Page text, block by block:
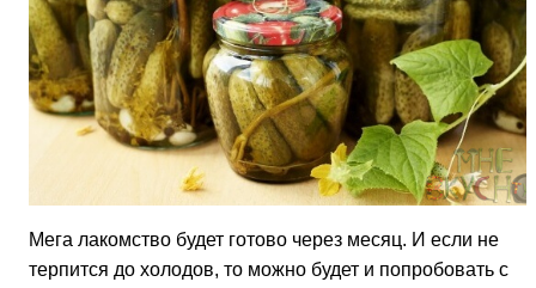
Мега лакомство будет готово через месяц. И если не
терпится до холодов, то можно будет и попробовать с